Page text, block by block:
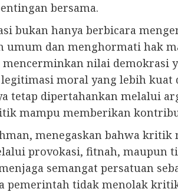
bersama.
bukan hanya berbicara
dan menghormati hak
nilai demokrasi
moral yang lebih
tetap dipertahankan melalui
mampu memberikan
menegaskan bahwa
provokasi, fitnah, maupun
semangat persatuan
pemerintah tidak menolak